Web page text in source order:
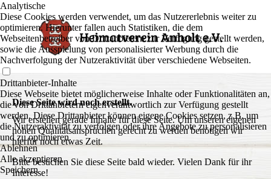
Diese Seite wird noch erstellt.
Wir erstellen gerade Inhalte für diese Seite. Um unseren eigenen
hohen Qualitätsansprüchen gerecht zu werden benötigen wir
hierfür noch etwas Zeit.
Bitte besuchen Sie diese Seite bald wieder. Vielen Dank für ihr
Interesse!
Analytische
Diese Cookies werden verwendet, um das Nutzererlebnis weiter zu
optimieren. Hierunter fallen auch Statistiken, die dem
Webseitenbetreiber von Drittanbietern zur Verfügung gestellt werden,
sowie die Ausspielung von personalisierter Werbung durch die
Nachverfolgung der Nutzeraktivität über verschiedene Webseiten.
Drittanbieter-Inhalte
Diese Webseite bietet möglicherweise Inhalte oder Funktionalitäten an,
die von Drittanbietern eigenverantwortlich zur Verfügung gestellt
werden. Diese Drittanbieter können eigene Cookies setzen, z.B. um
die Nutzeraktivität zu verfolgen oder ihre Angebote zu personalisieren
und zu optimieren.
Ablehnen
Alle akzeptieren
Speichern